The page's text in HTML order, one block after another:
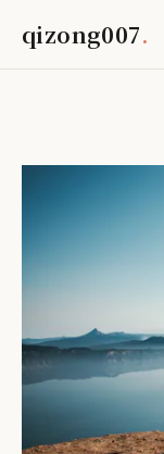
qizong007.